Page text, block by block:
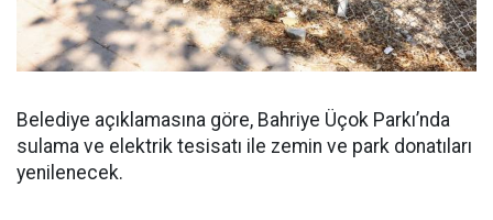
Belediye açıklamasına göre, Bahriye Üçok Parkı’nda
sulama ve elektrik tesisatı ile zemin ve park donatıları
yenilenecek.